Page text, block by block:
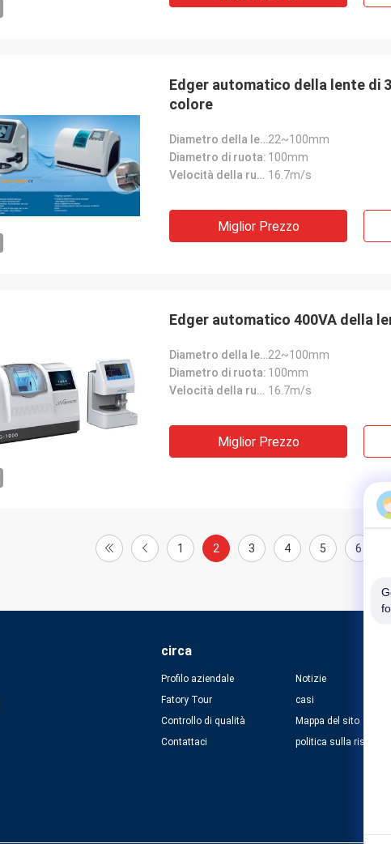
Edger automatico della lente di
colore
Diametro della lente:22~100mm
Diametro di ruota: 100mm
Velocità della ruota: 16.7m/s
Miglior Prezzo
Edger automatico 400VA della
Diametro della lente:22~100mm
Diametro di ruota: 100mm
Velocità della ruota: 16.7m/s
Miglior Prezzo
1 2 3 4 5 6
circa
Profilo aziendale
Fatory Tour
Controllo di qualità
Contattaci
Notizie
casi
Mappa del sito
politica sulla